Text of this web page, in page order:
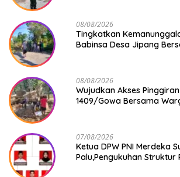
08/08/2026
Tingkatkan
Babinsa Desa Jipang
08/08/2026
Wujudkan Akses
1409/Gowa Bersama
07/08/2026
Ketua DPW PNI Merdeka
Palu,Pengukuhan Struktur